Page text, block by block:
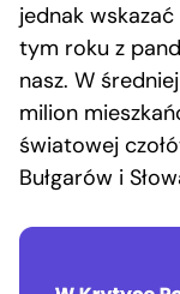
jednak
tym roku z
nasz. W
milion
światowej
Bułgarów i